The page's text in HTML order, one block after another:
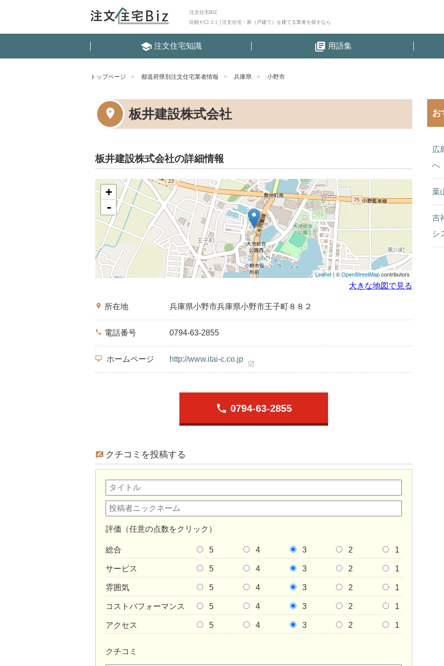
注文住宅BIZ
比較や口コミ│注文住宅・家（戸建て）を建てる業者を探すなら
school 注文住宅知識 library_books 用語集
トップページ 都道府県別注文住宅業者情報 兵庫県 小野市
板井建設株式会社
板井建設株式会社の詳細情報
+
-
Leaflet | ©OpenStreetMapcontributors
大きな地図で見る
place 所在地 兵庫県小野市兵庫県小野市王子町８８２
phone 電話番号 0794-63-2855
desktop_windows ホームページ http://www.itai-c.co.jp
open_in_new
phone 0794-63-2855
クチコミを投稿する
評価（任意の点数をクリック）
総合 5 4 3 2 1
サービス 5 4 3 2 1
雰囲気 5 4 3 2 1
コストパフォーマンス 5 4 3 2 1
アクセス 5 4 3 2 1
クチコミ
お
広
へ
葉
吉
シ